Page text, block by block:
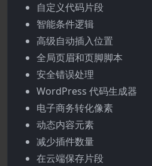
自定义代码片段
智能条件逻辑
高级自动插入位置
全局页眉和页脚脚本
安全错误处理
WordPress 代码生成器
电子商务转化像素
动态内容元素
减少插件数量
在云端保存片段